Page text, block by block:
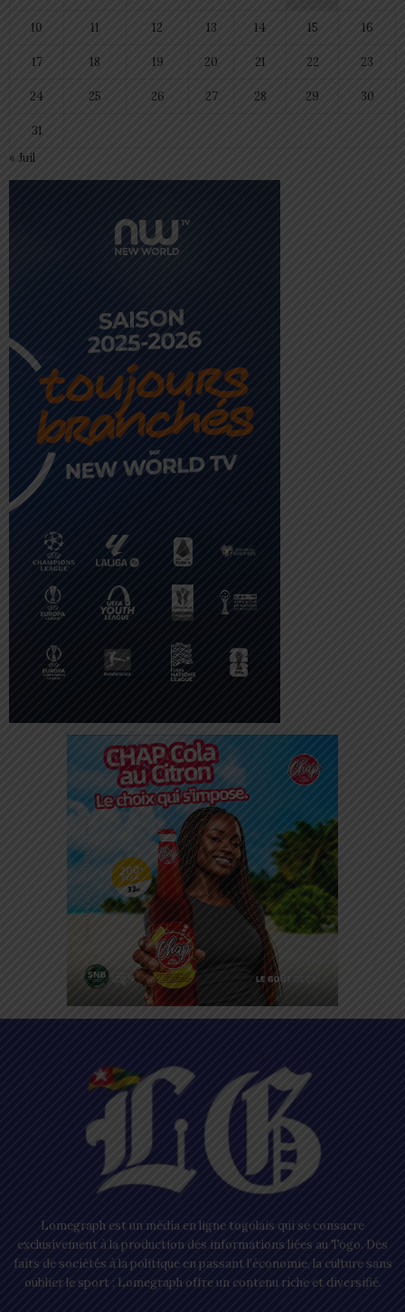
10 11 12 13 14 15 16
17 18 19 20 21 22 23
24 25 26 27 28 29 30
31
« Juil
Lomegraph est un média en ligne togolais qui se consacre
exclusivement à la production des informations liées au Togo. Des
faits de sociétés à la politique en passant l’économie, la culture sans
oublier le sport ; Lomegraph offre un contenu riche et diversifié.